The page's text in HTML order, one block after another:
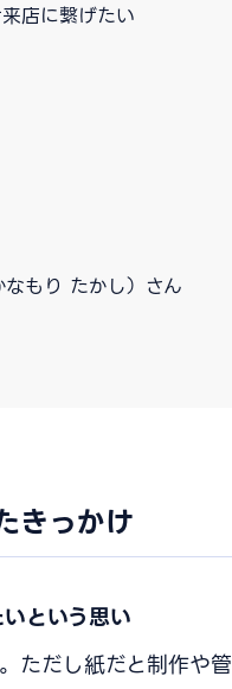
店に繋げたい
もり たかし）さん
きっかけ
という思い
ただし紙だと制作や管